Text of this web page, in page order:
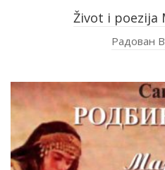
Život i poezija
Радован